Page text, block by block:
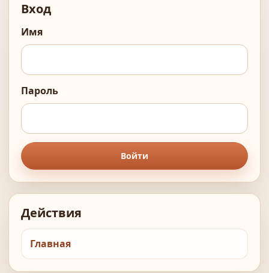
Вход
Имя
Пароль
Войти
Действия
Главная